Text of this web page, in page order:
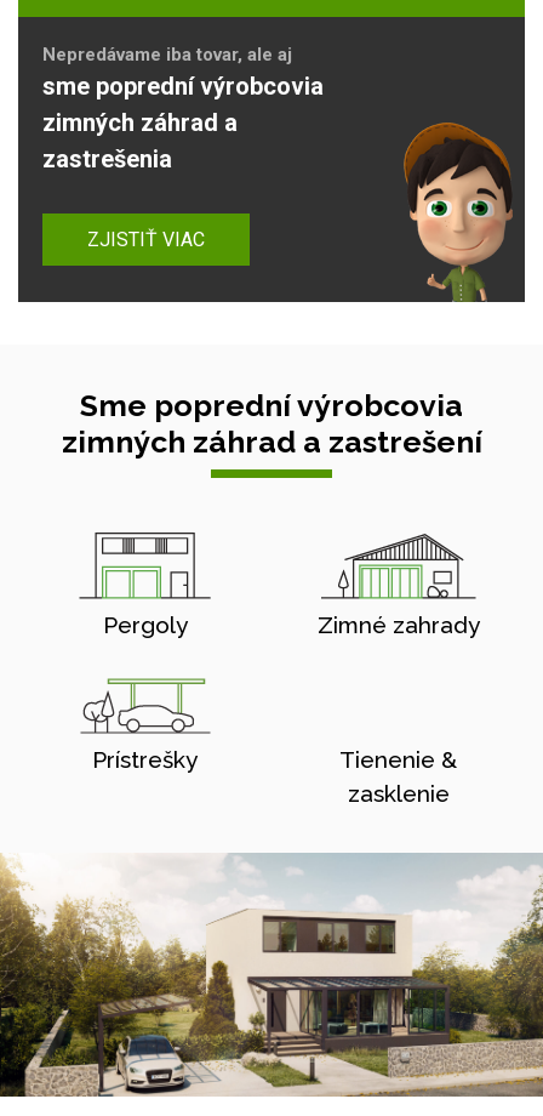
Nepredávame iba tovar, ale aj
sme poprední výrobcovia
zimných záhrad a
zastrešenia
ZJISTIŤ VIAC
Sme poprední výrobcovia
zimných záhrad a zastrešení
Pergoly Zimné zahrady
Prístrešky
Tienenie &
zasklenie